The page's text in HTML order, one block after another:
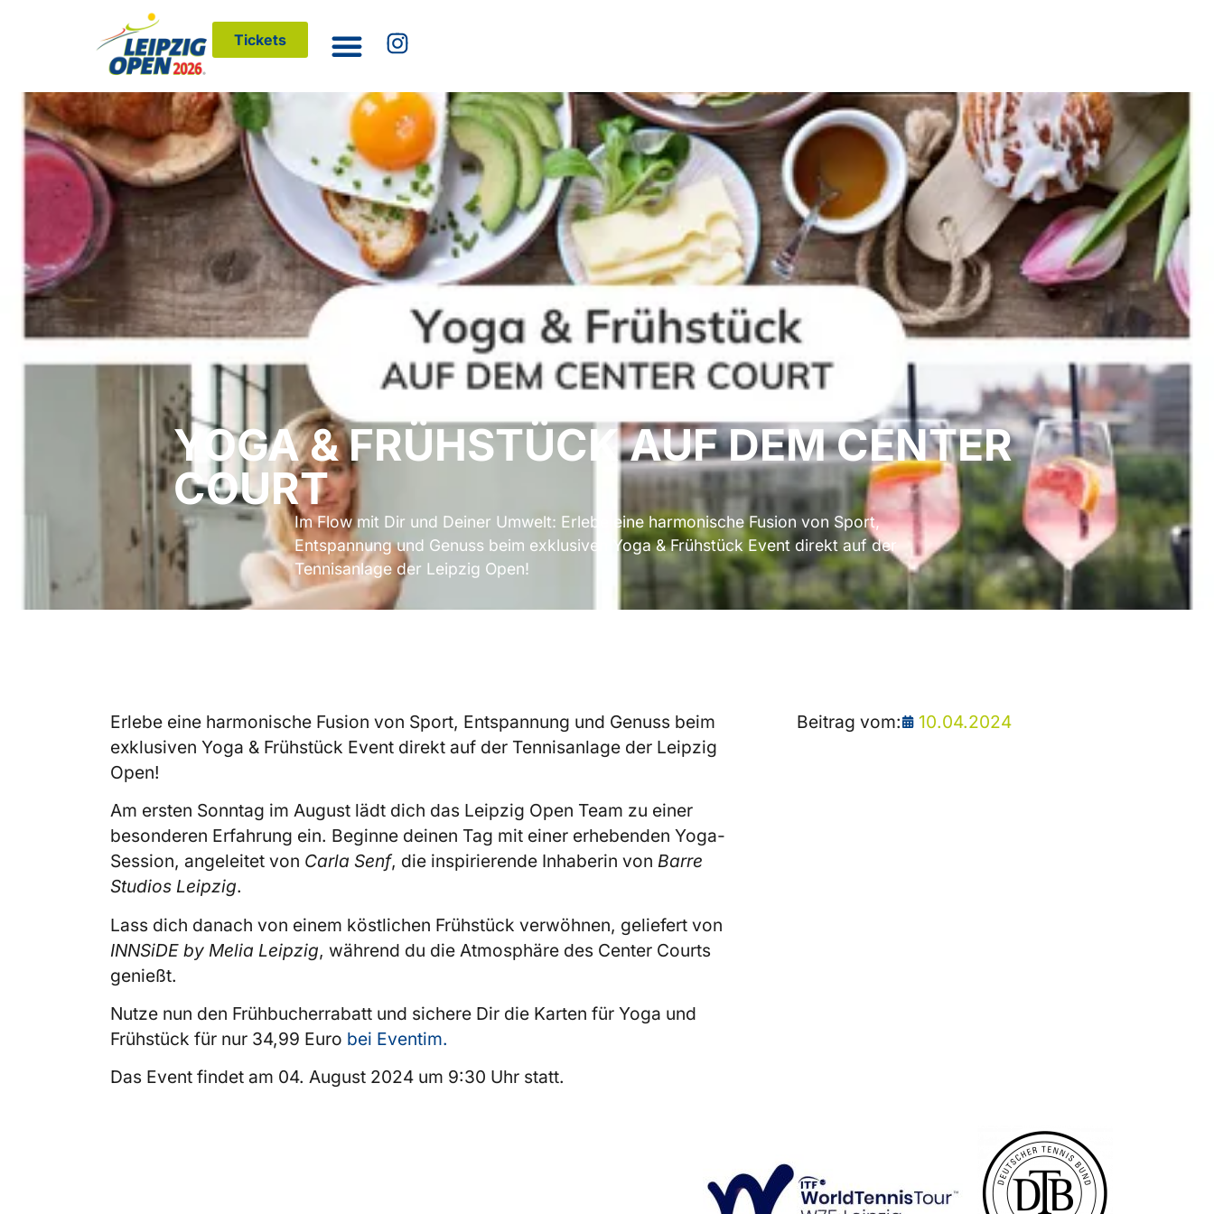
Tickets
YOGA & FRÜHSTÜCK AUF DEM CENTER
COURT
Im Flow mit Dir und Deiner Umwelt: Erlebe eine harmonische Fusion von Sport,
Entspannung und Genuss beim exklusiven Yoga & Frühstück Event direkt auf der
Tennisanlage der Leipzig Open!
Erlebe eine harmonische Fusion von Sport, Entspannung und Genuss beim
exklusiven Yoga & Frühstück Event direkt auf der Tennisanlage der Leipzig
Open!
Am ersten Sonntag im August lädt dich das Leipzig Open Team zu einer
besonderen Erfahrung ein. Beginne deinen Tag mit einer erhebenden Yoga-
Session, angeleitet von Carla Senf, die inspirierende Inhaberin von Barre
Studios Leipzig.
Lass dich danach von einem köstlichen Frühstück verwöhnen, geliefert von
INNSiDE by Melia Leipzig, während du die Atmosphäre des Center Courts
genießt.
Nutze nun den Frühbucherrabatt und sichere Dir die Karten für Yoga und
Frühstück für nur 34,99 Euro bei Eventim.
Das Event findet am 04. August 2024 um 9:30 Uhr statt.
Beitrag vom: 10.04.2024